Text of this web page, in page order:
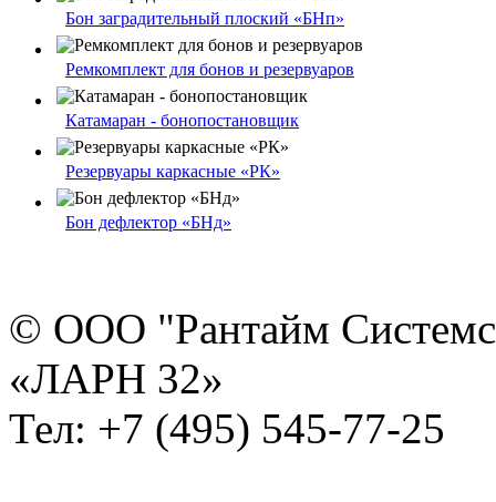
Бон заградительный плоский «БНп»
Ремкомплект для бонов и резервуаров
Катамаран - бонопостановщик
Резервуары каркасные «РК»
Бон дефлектор «БНд»
© ООО "Рантайм
«ЛАРН 32»
Тел: +7 (495) 545-77-25